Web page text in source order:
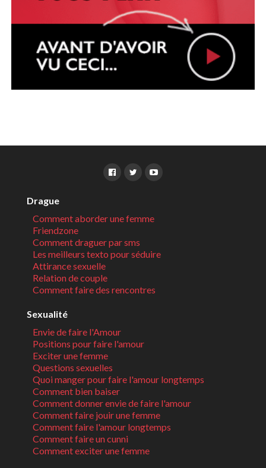
Drague
Comment aborder une femme
Friendzone
Comment draguer par sms
Les meilleurs texto pour séduire
Attirance sexuelle
Relation de couple
Comment faire des rencontres
Sexualité
Envie de faire l'Amour
Positions pour faire l'amour
Exciter une femme
Questions sexuelles
Quoi manger pour faire l'amour longtemps
Comment bien baiser
Comment donner envie de faire l'amour
Comment faire jouir une femme
Comment faire l'amour longtemps
Comment faire un cunni
Comment exciter une femme